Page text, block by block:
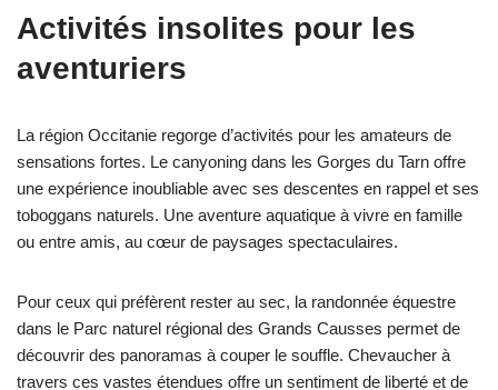
Activités insolites pour les
aventuriers
La région Occitanie regorge d’activités pour les amateurs de
sensations fortes. Le canyoning dans les Gorges du Tarn offre
une expérience inoubliable avec ses descentes en rappel et ses
toboggans naturels. Une aventure aquatique à vivre en famille
ou entre amis, au cœur de paysages spectaculaires.
Pour ceux qui préfèrent rester au sec, la randonnée équestre
dans le Parc naturel régional des Grands Causses permet de
découvrir des panoramas à couper le souffle. Chevaucher à
travers ces vastes étendues offre un sentiment de liberté et de